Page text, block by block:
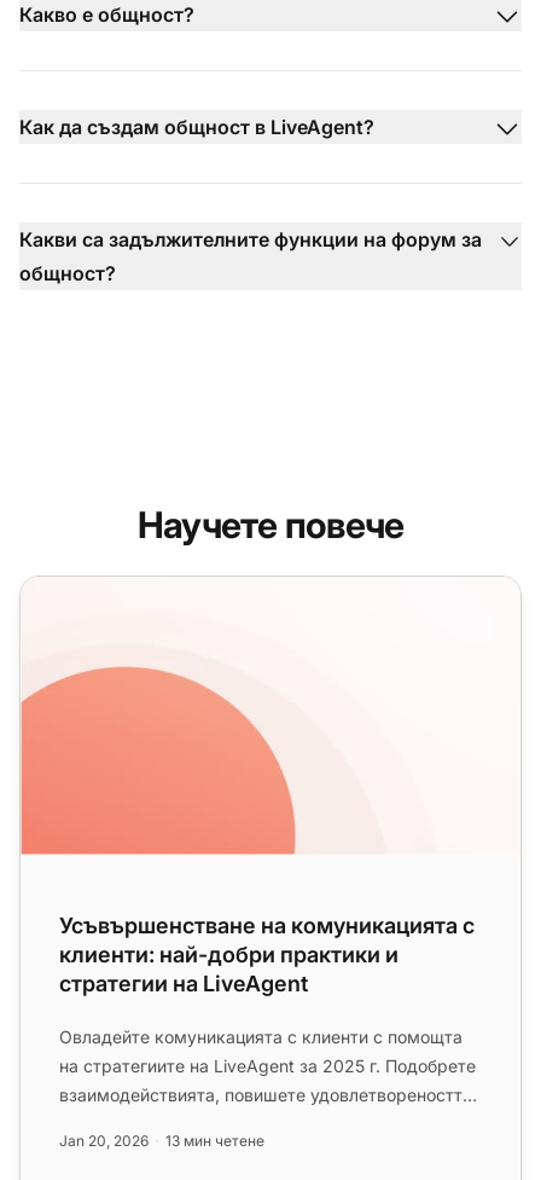
Какво е общност?
Как да създам общност в LiveAgent?
Какви са задължителните функции на форум за
общност?
Научете повече
Усъвършенстване на комуникацията с клиенти: най-
Усъвършенстване на комуникацията с
клиенти: най-добри практики и
стратегии на LiveAgent
Овладейте комуникацията с клиенти с помощта
на стратегиите на LiveAgent за 2025 г. Подобрете
взаимодействията, повишете удовлетвореността
Jan 20, 2026 13 мин четене